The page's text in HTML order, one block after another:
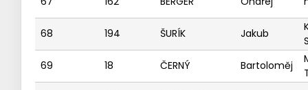
68 194 ŠURÍK Jakub
69
18 ČERNÝ Bartoloměj